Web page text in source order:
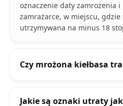
oznaczenie daty zamrożenia
zamrażarce, w miejscu,
utrzymywana na minus 18
Czy mrożona kiełbasa
Jakie są oznaki utraty